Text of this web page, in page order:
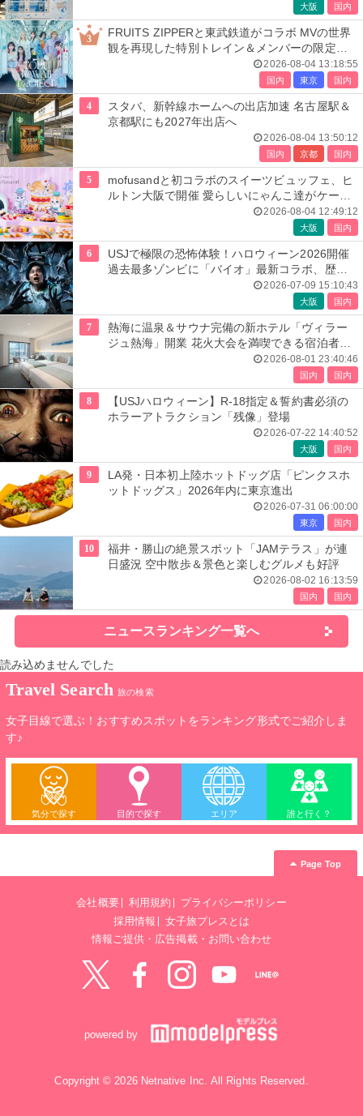
大阪 国内
3
FRUITS ZIPPERと東武鉄道がコラボ MVの世界
観を再現した特別トレイン＆メンバーの限定ア
2026-08-04 13:18:55
国内 東京 国内
4
スタバ、新幹線ホームへの出店加速 名古屋駅＆
京都駅にも2027年出店へ
2026-08-04 13:50:12
国内 京都 国内
5
mofusandと初コラボのスイーツビュッフェ、ヒ
ルトン大阪で開催 愛らしいにゃんこ達がケーキ
2026-08-04 12:49:12
大阪 国内
6
USJで極限の恐怖体験！ハロウィーン2026開催
過去最多ゾンビに「バイオ」最新コラボ、歴代
2026-07-09 15:10:43
大阪 国内
7
熱海に温泉＆サウナ完備の新ホテル「ヴィラー
ジュ熱海」開業 花火大会を満喫できる宿泊者専
2026-08-01 23:40:46
国内 国内
8
【USJハロウィーン】R-18指定＆誓約書必須の
ホラーアトラクション「残像」登場
2026-07-22 14:40:52
大阪 国内
9
LA発・日本初上陸ホットドッグ店「ピンクスホ
ットドッグス」2026年内に東京進出
2026-07-31 06:00:00
東京 国内
10
福井・勝山の絶景スポット「JAMテラス」が連
日盛況 空中散歩＆景色と楽しむグルメも好評
2026-08-02 16:13:59
国内 国内
ニュースランキング一覧へ
読み込めませんでした
Travel Search 旅の検索
女子目線で選ぶ！おすすめスポットをランキング形式でご紹介しま
す♪
気分で探す 目的で探す エリア 誰と行く？
Page Top
会社概要 利用規約
プライバシーポリシー
採用情報
女子旅プレスとは
情報ご提供・広告掲載・お問い合わせ
powered by
Copyright © 2026 Netnative Inc. All Rights Reserved.